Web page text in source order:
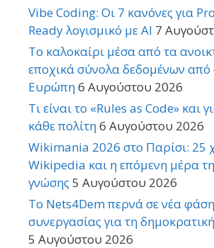
Vibe Coding: Οι 7 κανόνες για
Ready λογισμικό με AI 7
Το καλοκαίρι μέσα από τα
εποχικά σύνολα δεδομένων από
Ευρώπη6 Αυγούστου 2026
Τι είναι το «Rules as Code» και
κάθε πολίτη6 Αυγούστου 2026
Wikimania 2026 στο Παρίσι: 25
Wikipedia και η επόμενη μέρα
γνώσης 5 Αυγούστου 2026
Το Nets4Dem περνά σε νέα
συνεργασίας για τη
5 Αυγούστου 2026